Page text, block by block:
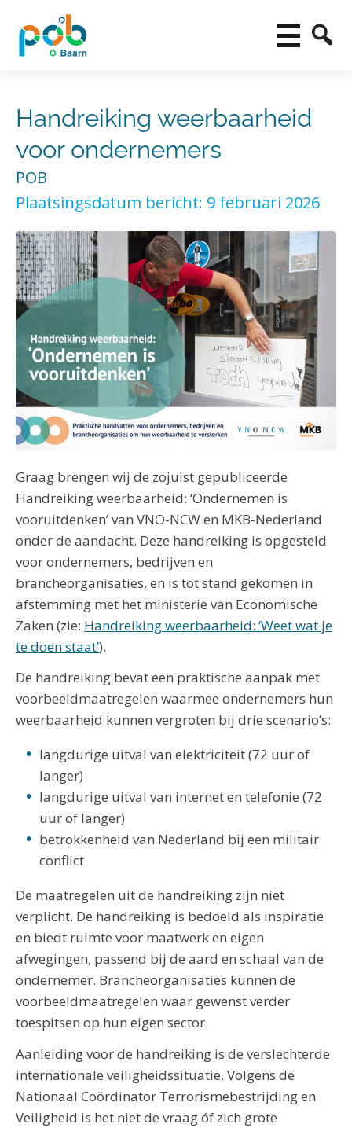
Handreiking weerbaarheid
voor ondernemers
POB
Plaatsingsdatum bericht: 9 februari 2026
Graag brengen wij de zojuist gepubliceerde
Handreiking weerbaarheid: ‘Ondernemen is
vooruitdenken’ van VNO-NCW en MKB-Nederland
onder de aandacht. Deze handreiking is opgesteld
voor ondernemers, bedrijven en
brancheorganisaties, en is tot stand gekomen in
afstemming met het ministerie van Economische
Zaken (zie: Handreiking weerbaarheid: ‘Weet wat je
te doen staat’).
De handreiking bevat een praktische aanpak met
voorbeeldmaatregelen waarmee ondernemers hun
weerbaarheid kunnen vergroten bij drie scenario’s:
langdurige uitval van elektriciteit (72 uur of
langer)
langdurige uitval van internet en telefonie (72
uur of langer)
betrokkenheid van Nederland bij een militair
conflict
De maatregelen uit de handreiking zijn niet
verplicht. De handreiking is bedoeld als inspiratie
en biedt ruimte voor maatwerk en eigen
afwegingen, passend bij de aard en schaal van de
ondernemer. Brancheorganisaties kunnen de
voorbeeldmaatregelen waar gewenst verder
toespitsen op hun eigen sector.
Aanleiding voor de handreiking is de verslechterde
internationale veiligheidssituatie. Volgens de
Nationaal Coördinator Terrorismebestrijding en
Veiligheid is het niet de vraag óf zich grote